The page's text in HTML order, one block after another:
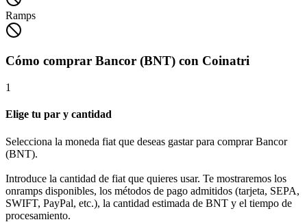
Ramps
Cómo comprar Bancor (BNT) con Coinatri
1
Elige tu par y cantidad
Selecciona la moneda fiat que deseas gastar para comprar Bancor
(BNT).
Introduce la cantidad de fiat que quieres usar. Te mostraremos los
onramps disponibles, los métodos de pago admitidos (tarjeta, SEPA,
SWIFT, PayPal, etc.), la cantidad estimada de BNT y el tiempo de
procesamiento.